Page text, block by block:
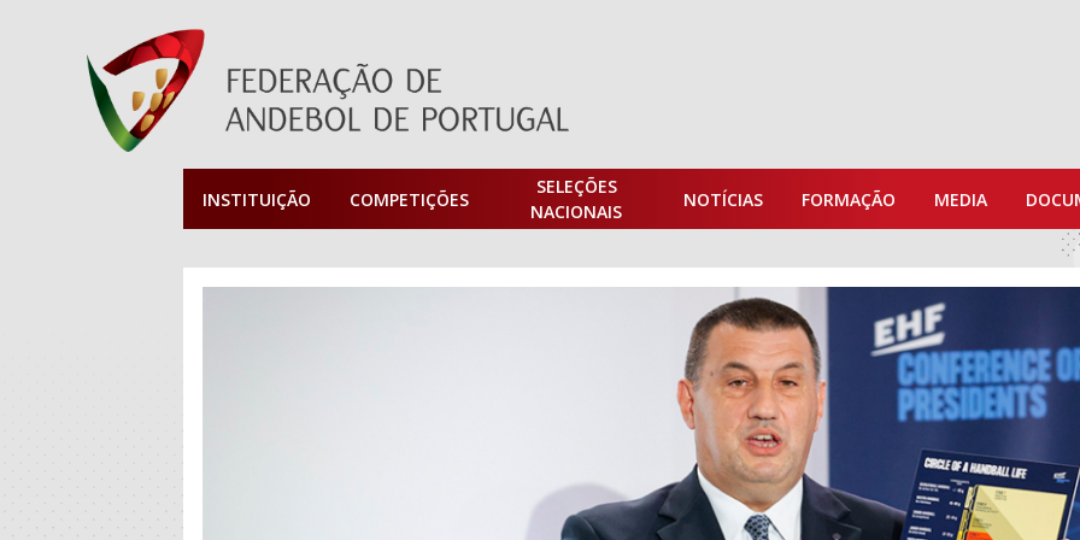
INSTITUIÇÃO COMPETIÇÕES
SELEÇÕES
NACIONAIS
NOTÍCIAS FORMAÇÃO MEDIA